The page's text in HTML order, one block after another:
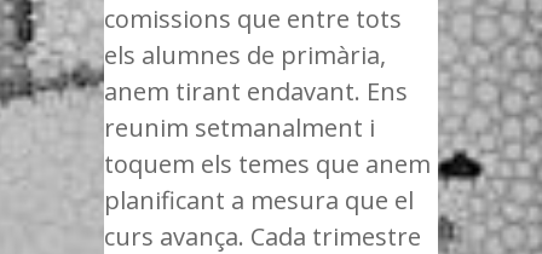
comissions que entre tots
els alumnes de primària,
anem tirant endavant. Ens
reunim setmanalment i
toquem els temes que anem
planificant a mesura que el
curs avança. Cada trimestre